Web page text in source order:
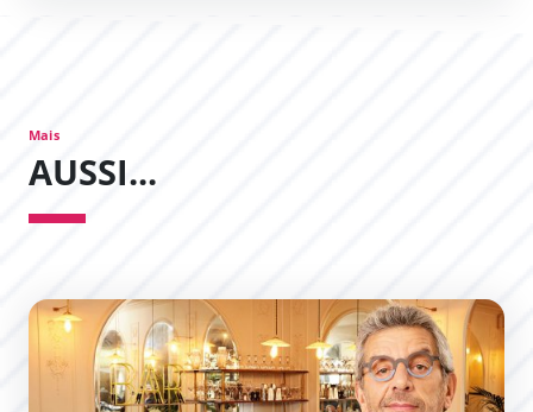
Mais
AUSSI...
Secret(s) Médical